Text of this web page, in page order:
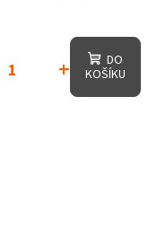
+
DO
KOŠÍKU